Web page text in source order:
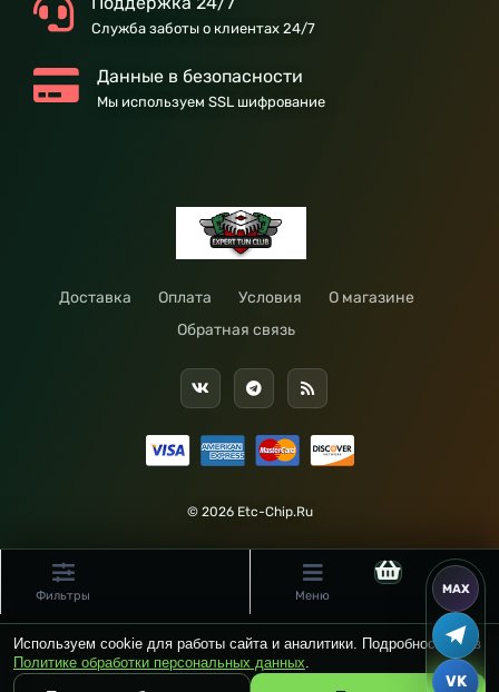
Служба заботы о клиентах 24/7
Данные в безопасности
Мы используем SSL шифрование
Доставка Оплата Условия
О магазине
Обратная связь
© 2026 Etc-Chip.Ru
Фильтры Меню
Используем cookie для работы сайта и аналитики. Подробности — в
Политике обработки персональных данных.